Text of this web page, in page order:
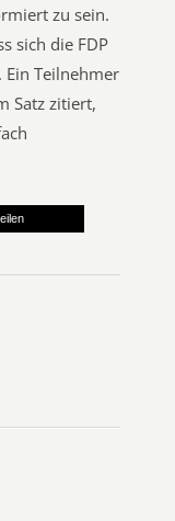
zu sein.
sich die FDP
Teilnehmer
Satz zitiert,